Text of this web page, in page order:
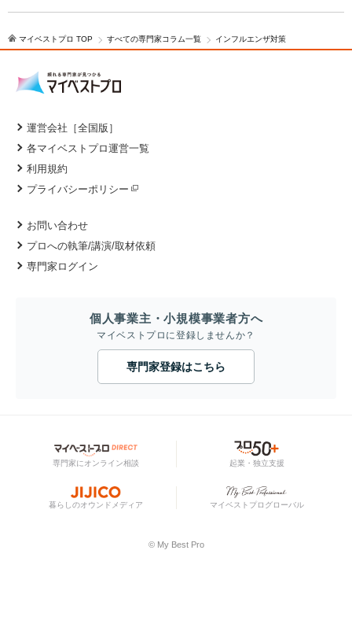
マイベストプロ TOP すべての専門家コラム一覧 インフルエンザ対策
運営会社［全国版］
各マイベストプロ運営一覧
利用規約
プライバシーポリシー
お問い合わせ
プロへの執筆/講演/取材依頼
専門家ログイン
個人事業主・小規模事業者方へ
マイベストプロに登録しませんか？
専門家登録はこちら
専門家にオンライン相談 起業・独立支援
暮らしのオウンドメディア マイベストプログローバル
© My Best Pro